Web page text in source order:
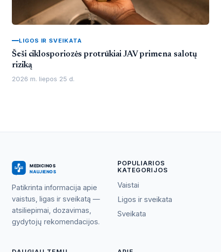
LIGOS IR SVEIKATA
Šeši ciklosporiozės protrūkiai JAV primena salotų
riziką
2026 m. liepos 25 d.
Patikrinta informacija apie
vaistus, ligas ir sveikatą —
atsiliepimai, dozavimas,
gydytojų rekomendacijos.
POPULIARIOS
KATEGORIJOS
Vaistai
Ligos ir sveikata
Sveikata